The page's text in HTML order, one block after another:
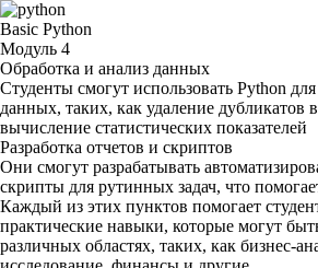
Basic Python
Модуль 4
Обработка и анализ данных
Студенты смогут использовать Python
данных, таких, как удаление дубликатов
вычисление статистических показателей
Разработка отчетов и скриптов
Они смогут разрабатывать
скрипты для рутинных задач, что
Каждый из этих пунктов помогает
практические навыки, которые могут
различных областях, таких, как бизнес-